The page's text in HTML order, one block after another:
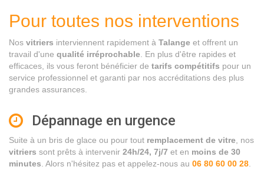
Pour toutes nos interventions
Nos vitriers interviennent rapidement à Talange et offrent un
travail d'une qualité irréprochable . En plus d'être rapides et
efficaces, ils vous feront bénéficier de tarifs compétitifs pour un
service professionnel et garanti par nos accréditations des plus
grandes assurances.
Dépannage en urgence
Suite à un bris de glace ou pour tout remplacement de vitre , nos
vitriers sont prêts à intervenir 24h/24, 7j/7 et en moins de 30
minutes . Alors n'hésitez pas et appelez-nous au 06 80 60 00 28